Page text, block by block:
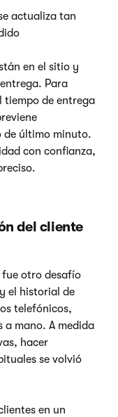
actualiza tan
en el sitio y
Para
tiempo de entrega
de último minuto.
con confianza,
del cliente
otro desafío
el historial de
telefónicos,
a mano. A medida
hacer
se volvió
en un